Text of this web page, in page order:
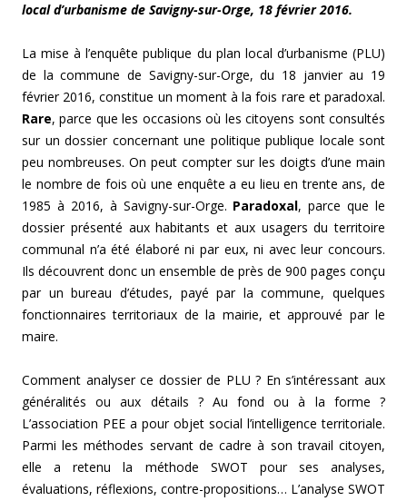
local d’urbanisme de Savigny-sur-Orge, 18 février 2016.
La mise à l’enquête publique du plan local d’urbanisme (PLU)
de la commune de Savigny-sur-Orge, du 18 janvier au 19
février 2016, constitue un moment à la fois rare et paradoxal.
Rare, parce que les occasions où les citoyens sont consultés
sur un dossier concernant une politique publique locale sont
peu nombreuses. On peut compter sur les doigts d’une main
le nombre de fois où une enquête a eu lieu en trente ans, de
1985 à 2016, à Savigny-sur-Orge. Paradoxal, parce que le
dossier présenté aux habitants et aux usagers du territoire
communal n’a été élaboré ni par eux, ni avec leur concours.
Ils découvrent donc un ensemble de près de 900 pages conçu
par un bureau d’études, payé par la commune, quelques
fonctionnaires territoriaux de la mairie, et approuvé par le
maire.
Comment analyser ce dossier de PLU ? En s’intéressant aux
généralités ou aux détails ? Au fond ou à la forme ?
L’association PEE a pour objet social l’intelligence territoriale.
Parmi les méthodes servant de cadre à son travail citoyen,
elle a retenu la méthode SWOT pour ses analyses,
évaluations, réflexions, contre-propositions… L’analyse SWOT